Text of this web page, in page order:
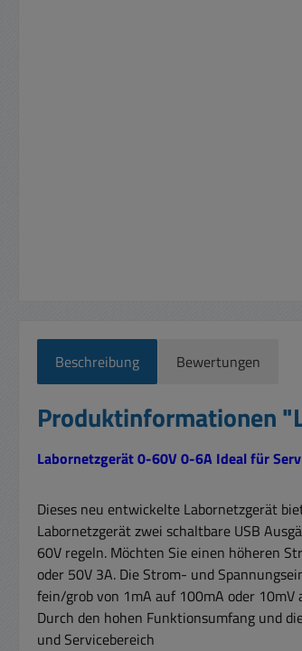
Beschreibung Bewertungen
Produktinformationen
Labornetzgerät 0-60V 0-6A Ideal für
Dieses neu entwickelte Labornetzgerät
Labornetzgerät zwei schaltbare USB
60V regeln. Möchten Sie einen höheren
oder 50V 3A. Die Strom- und
fein/grob von 1mA auf 100mA oder 10mV
Durch den hohen Funktionsumfang und
und Servicebereich